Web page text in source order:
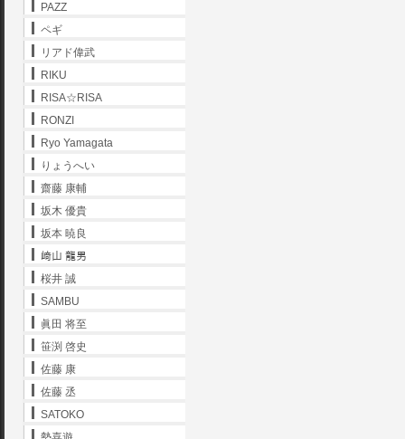
PAZZ
ペギ
リアド偉武
RIKU
RISA☆RISA
RONZI
Ryo Yamagata
りょうへい
齋藤 康輔
坂木 優貴
坂本 暁良
﨑山 龍男
桜井 誠
SAMBU
眞田 将至
笹渕 啓史
佐藤 康
佐藤 丞
SATOKO